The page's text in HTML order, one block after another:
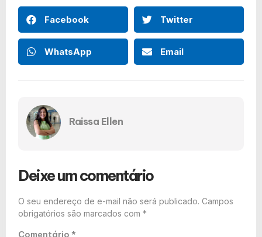
Facebook Twitter
WhatsApp Email
Raissa Ellen
Deixe um comentário
O seu endereço de e-mail não será publicado. Campos
obrigatórios são marcados com *